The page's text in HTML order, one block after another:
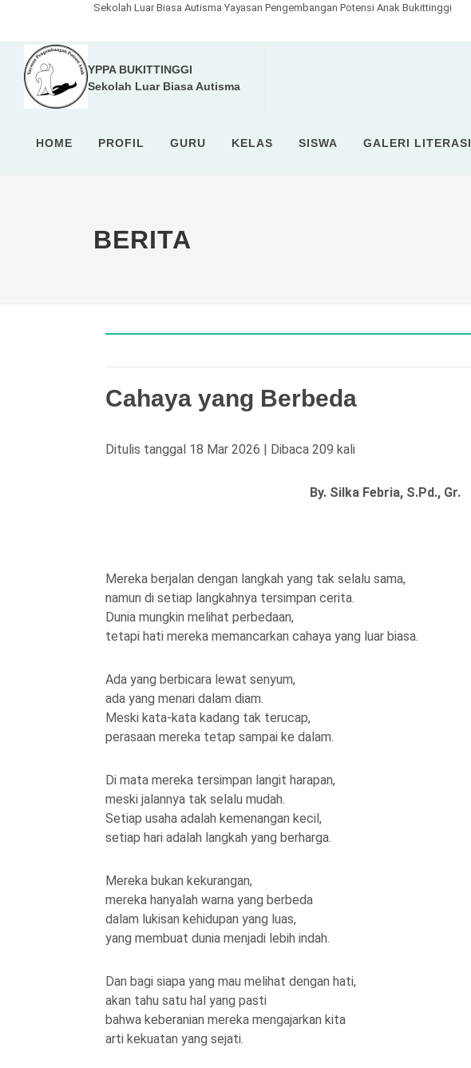
Sekolah Luar Biasa Autisma Yayasan Pengembangan Potensi Anak Bukittinggi
YPPA BUKITTINGGI
Sekolah Luar Biasa Autisma
HOME PROFIL GURU KELAS SISWA GALERI LITERASI
BERITA
Cahaya yang Berbeda
Ditulis tanggal 18 Mar 2026 | Dibaca 209 kali
By. Silka Febria, S.Pd., Gr.
Mereka berjalan dengan langkah yang tak selalu sama,
namun di setiap langkahnya tersimpan cerita.
Dunia mungkin melihat perbedaan,
tetapi hati mereka memancarkan cahaya yang luar biasa.
Ada yang berbicara lewat senyum,
ada yang menari dalam diam.
Meski kata-kata kadang tak terucap,
perasaan mereka tetap sampai ke dalam.
Di mata mereka tersimpan langit harapan,
meski jalannya tak selalu mudah.
Setiap usaha adalah kemenangan kecil,
setiap hari adalah langkah yang berharga.
Mereka bukan kekurangan,
mereka hanyalah warna yang berbeda
dalam lukisan kehidupan yang luas,
yang membuat dunia menjadi lebih indah.
Dan bagi siapa yang mau melihat dengan hati,
akan tahu satu hal yang pasti
bahwa keberanian mereka mengajarkan kita
arti kekuatan yang sejati.